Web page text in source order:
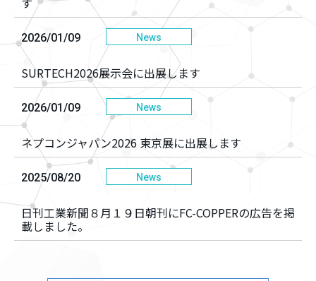
2026/01/09 News
SURTECH2026展示会に出展します
2026/01/09 News
ネプコンジャパン2026 東京展に出展します
2025/08/20 News
日刊工業新聞８月１９日朝刊にFC-COPPERの広告を掲
載しました。